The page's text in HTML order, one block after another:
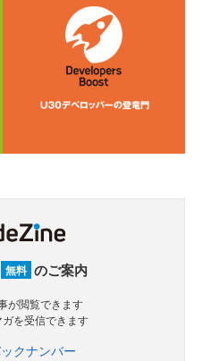
無料 のご案内
が閲覧できます
ガを受信できます
クナンバー